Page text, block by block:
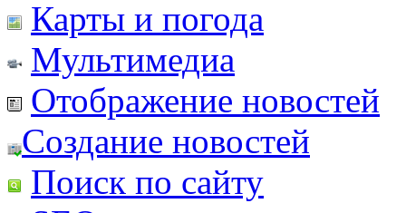
Карты и погода
Мультимедиа
Отображение новостей
Создание новостей
Поиск по сайту